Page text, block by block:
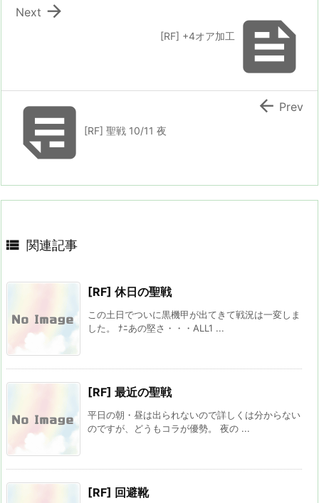

[RF] +4オア加工

Next
[RF] 聖戦 10/11 夜
 Prev
 関連記事
[RF] 休日の聖戦
この土日でついに黒機甲が出てきて戦況は一変しま
した。 ﾅﾆあの堅さ・・・ALL1 ...
[RF] 最近の聖戦
平日の朝・昼は出られないので詳しくは分からない
のですが、どうもコラが優勢。 夜の ...
[RF] 回避靴